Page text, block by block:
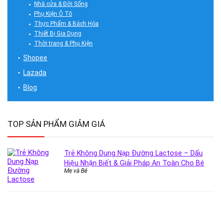
Nhà cửa & Đời Sống
Phụ Kiện Ô Tô
Thực Phẩm & Bách Hóa
Thiết Bị Gia Dụng
Thời trang & Phụ Kiện
Shopee
Lazada
Blog
TOP SẢN PHẨM GIẢM GIÁ
Trẻ Không Dung Nạp Đường Lactose – Dấu
Hiệu Nhận Biết & Giải Pháp An Toàn Cho Bé
Mẹ và Bé